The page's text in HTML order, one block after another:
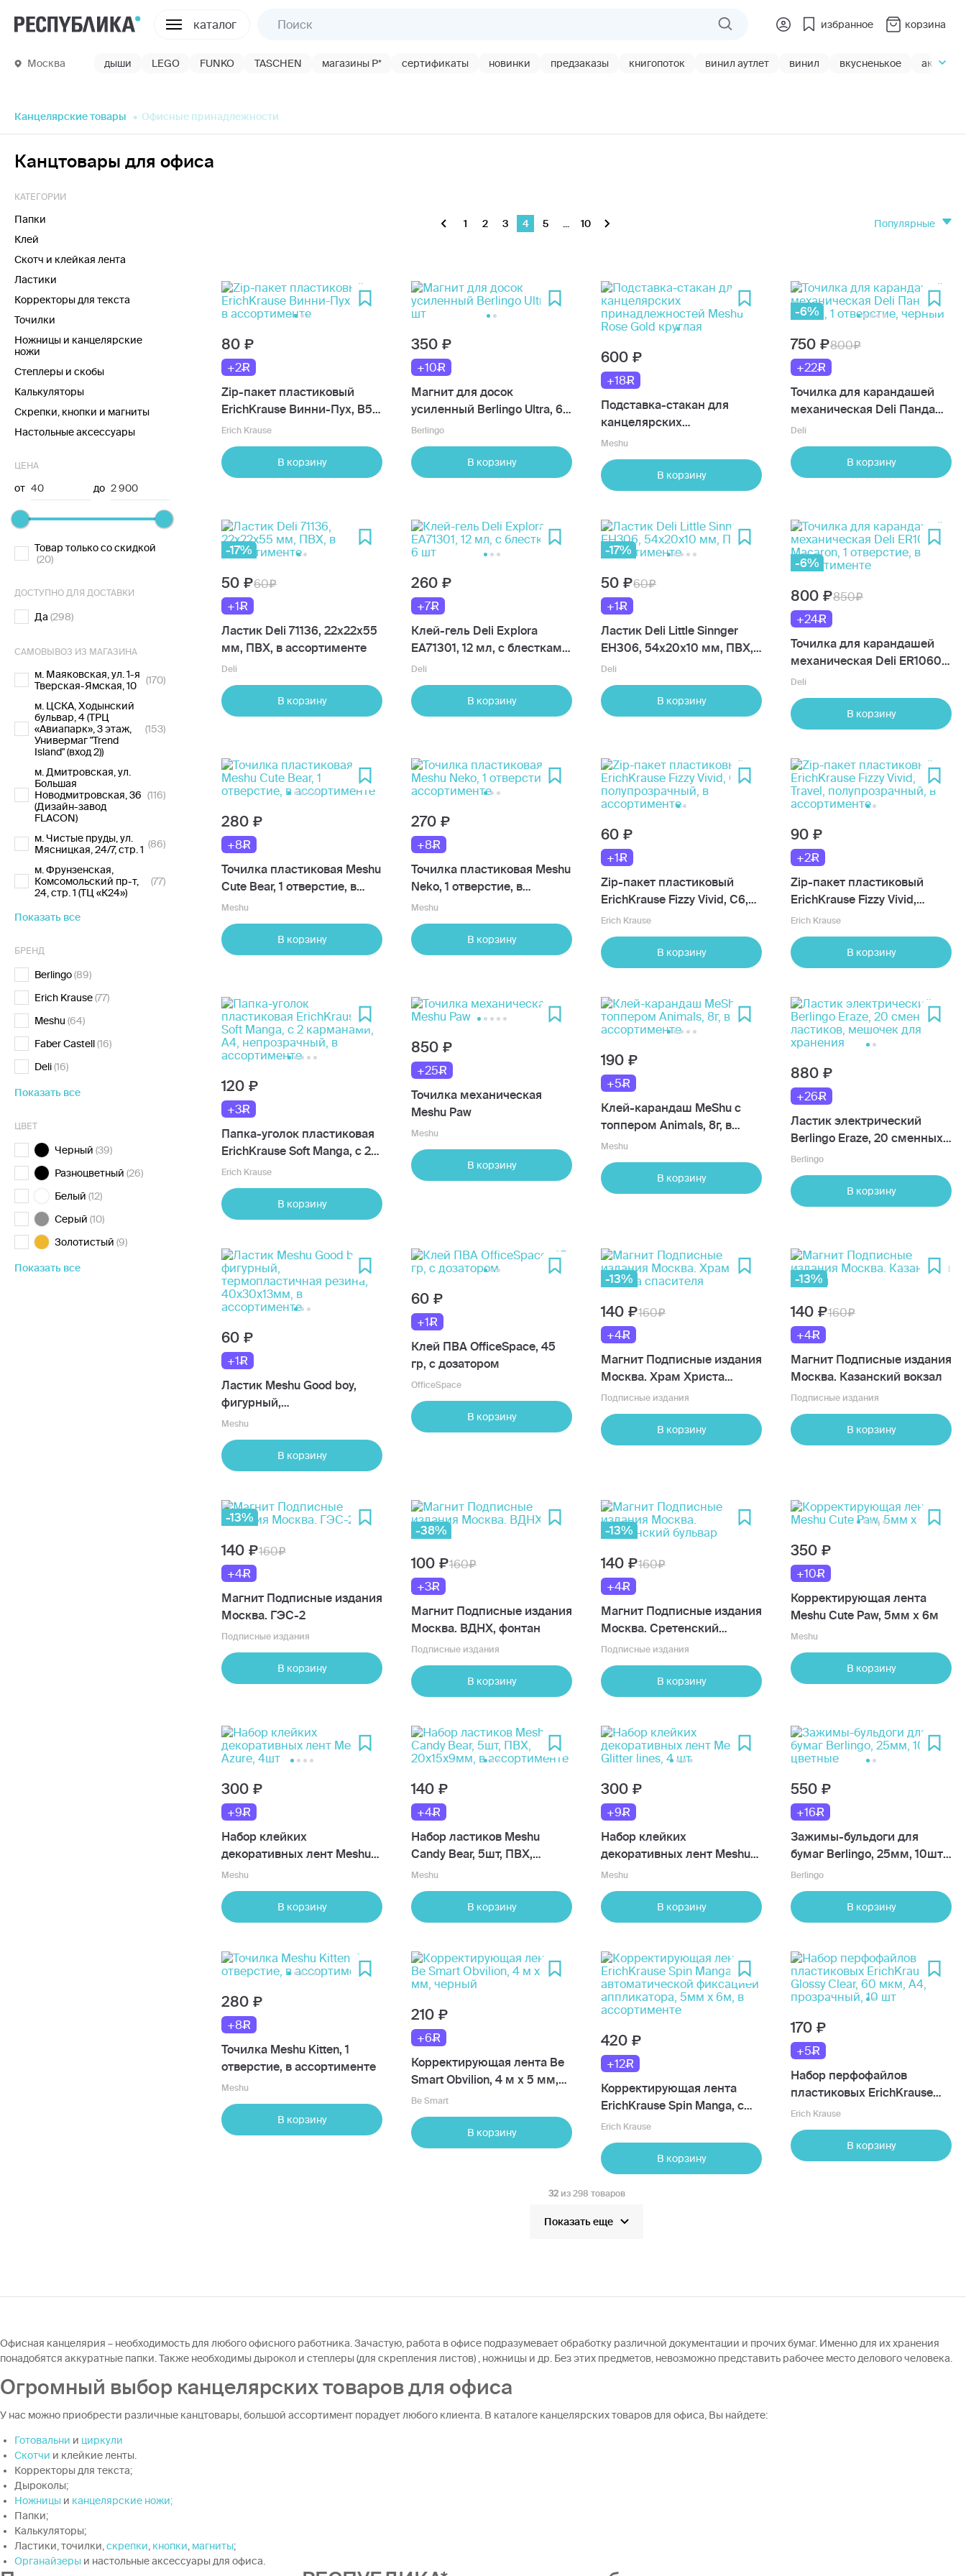
каталог избранное корзина
Москва дыши LEGO FUNKO TASCHEN магазины Р* сертификаты новинки предзаказы книгопоток винил аутлет винил вкусненькое акции
Канцелярские товары Офисные принадлежности
Канцтовары для офиса
КАТЕГОРИИ
Папки
Клей
Скотч и клейкая лента
Ластики
Корректоры для текста
Точилки
Ножницы и канцелярские
ножи
Степлеры и скобы
Калькуляторы
Скрепки, кнопки и магниты
Настольные аксессуары
ЦЕНА
от 40 до 2 900
Товар только со скидкой
(20)
ДОСТУПНО ДЛЯ ДОСТАВКИ
Да (298)
САМОВЫВОЗ ИЗ МАГАЗИНА
м. Маяковская, ул. 1-я
Тверская-Ямская, 10
(170)
м. ЦСКА, Ходынский
бульвар, 4 (ТРЦ
«Авиапарк», 3 этаж,
Универмаг "Trend
Island" (вход 2))
(153)
м. Дмитровская, ул.
Большая
Новодмитровская, 36
(Дизайн-завод
FLACON)
(116)
м. Чистые пруды, ул.
Мясницкая, 24/7, стр. 1 (86)
м. Фрунзенская,
Комсомольский пр-т,
24, стр. 1 (ТЦ «К24»)
(77)
Показать все
БРЕНД
Berlingo(89)
Erich Krause(77)
Meshu (64)
Faber Castell(16)
Deli(16)
Показать все
ЦВЕТ
Черный (39)
Разноцветный (26)
Белый (12)
Серый (10)
Золотистый (9)
Показать все
1 2 3 4 5 10 популярные
80
+2
Zip-пакет пластиковый
ErichKrause Винни-Пух, B5,
в ассортименте
Erich Krause
В корзину
350
+10
Магнит для досок
усиленный Berlingo Ultra, 6
шт
Berlingo
В корзину
600
+18
Подставка-стакан для
канцелярских
принадлежностей Meshu
Rose Gold круглая
Meshu
В корзину
-6%
750
800
+22
Точилка для карандашей
механическая Deli Панда
E0518, 1 отверстие, черный
Deli
В корзину
-17%
50
60
+1
Ластик Deli 71136, 22х22х55
мм, ПВХ, в ассортименте
Deli
В корзину
260
+7
Клей-гель Deli Explora
EA71301, 12 мл, с блестками,
6 шт
Deli
В корзину
-17%
50
60
+1
Ластик Deli Little Sinnger
EH306, 54х20х10 мм, ПВХ,
в ассортименте
Deli
В корзину
-6%
800
850
+24
Точилка для карандашей
механическая Deli ER10604
Macaron, 1 отверстие, в
ассортименте
Deli
В корзину
280
+8
Точилка пластиковая Meshu
Cute Bear, 1 отверстие, в
ассортименте
Meshu
В корзину
270
+8
Точилка пластиковая Meshu
Neko, 1 отверстие, в
ассортименте
Meshu
В корзину
60
+1
Zip-пакет пластиковый
ErichKrause Fizzy Vivid, C6,
полупрозрачный, в
ассортименте
Erich Krause
В корзину
90
+2
Zip-пакет пластиковый
ErichKrause Fizzy Vivid,
Travel, полупрозрачный, в
ассортименте
Erich Krause
В корзину
120
+3
Папка-уголок пластиковая
ErichKrause Soft Manga, с 2
карманами, A4,
непрозрачный, в
ассортименте
Erich Krause
В корзину
850
+25
Точилка механическая
Meshu Paw
Meshu
В корзину
190
+5
Клей-карандаш MeShu с
топпером Animals, 8г, в
ассортименте
Meshu
В корзину
880
+26
Ластик электрический
Berlingo Eraze, 20 сменных
ластиков, мешочек для
хранения
Berlingo
В корзину
60
+1
Ластик Meshu Good boy,
фигурный,
термопластичная резина,
40х30х13мм, в
ассортименте
Meshu
В корзину
60
+1
Клей ПВА OfficeSpace, 45
гр, с дозатором
OfficeSpace
В корзину
-13%
140
160
+4
Магнит Подписные издания
Москва. Храм Христа
спасителя
Подписные издания
В корзину
-13%
140
160
+4
Магнит Подписные издания
Москва. Казанский вокзал
Подписные издания
В корзину
-13%
140
160
+4
Магнит Подписные издания
Москва. ГЭС-2
Подписные издания
В корзину
-38%
100
160
+3
Магнит Подписные издания
Москва. ВДНХ, фонтан
Подписные издания
В корзину
-13%
140
160
+4
Магнит Подписные издания
Москва. Сретенский
бульвар
Подписные издания
В корзину
350
+10
Корректирующая лента
Meshu Cute Paw, 5мм х 6м
Meshu
В корзину
300
+9
Набор клейких
декоративных лент Meshu
Azure, 4шт
Meshu
В корзину
140
+4
Набор ластиков Meshu
Candy Bear, 5шт, ПВХ,
20х15х9мм, в ассортименте
Meshu
В корзину
300
+9
Набор клейких
декоративных лент Meshu
Glitter lines, 4 шт
Meshu
В корзину
550
+16
Зажимы-бульдоги для
бумаг Berlingo, 25мм, 10шт,
цветные
Berlingo
В корзину
280
+8
Точилка Meshu Kitten, 1
отверстие, в ассортименте
Meshu
В корзину
210
+6
Корректирующая лента Be
Smart Obvilion, 4 м х 5 мм,
черный
Be Smart
В корзину
420
+12
Корректирующая лента
ErichKrause Spin Manga, с
автоматической фиксацией
аппликатора, 5мм х 6м, в
ассортименте
Erich Krause
В корзину
170
+5
Набор перфофайлов
пластиковых ErichKrause
Glossy Clear, 60 мкм, A4,
прозрачный, 10 шт
Erich Krause
В корзину
32 из 298 товаров
Показать еще
Офисная канцелярия – необходимость для любого офисного работника. Зачастую, работа в офисе подразумевает обработку различной документации и прочих бумаг. Именно для их хранения
понадобятся аккуратные папки. Также необходимы дырокол и степлеры (для скрепления листов) , ножницы и др. Без этих предметов, невозможно представить рабочее место делового человека.
Огромный выбор канцелярских товаров для офиса
У нас можно приобрести различные канцтовары, большой ассортимент порадует любого клиента. В каталоге канцелярских товаров для офиса, Вы найдете:
Готовальни и циркули
Скотчи и клейкие ленты.
Корректоры для текста;
Дыроколы;
Ножницы и канцелярские ножи;
Папки;
Калькуляторы;
Ластики, точилки, скрепки кнопки магниты;
Органайзеры и настольные аксессуары для офиса.